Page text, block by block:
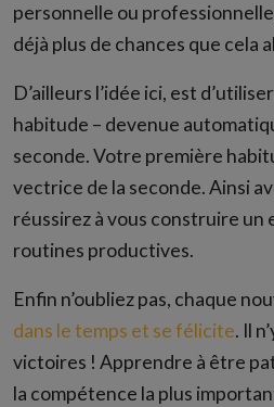
personnelle ou
déjà plus de chances que cela
D’ailleurs l’idée ici, est
habitude – devenue
seconde. Votre première
vectrice de la seconde. Ainsi
réussirez à vous construire un
routines productives.
Enfin n’oubliez pas, chaque
dans le temps et se félicite. Il
victoires ! Apprendre à être
la compétence la plus